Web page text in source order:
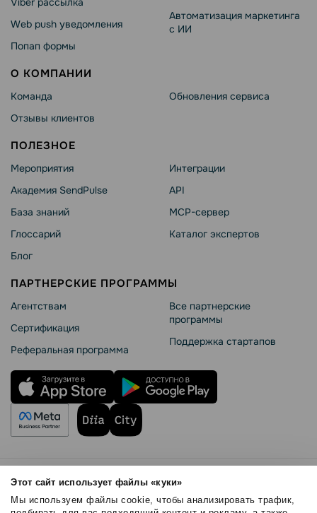
Этот сайт использует файлы «куки»
Мы используем файлы cookie, чтобы анализировать трафик,
Web push уведомления
Попап формы
Автоматизация маркетинга
с ИИ
О КОМПАНИИ
Команда
Отзывы клиентов
Обновления сервиса
ПОЛЕЗНОЕ
Мероприятия
Академия SendPulse
База знаний
Глоссарий
Блог
Интеграции
API
MCP-сервер
Каталог экспертов
ПАРТНЕРСКИЕ ПРОГРАММЫ
Агентствам
Сертификация
Реферальная программа
Все партнерские
программы
Поддержка стартапов
Правила использования
Безопасность SendPulse